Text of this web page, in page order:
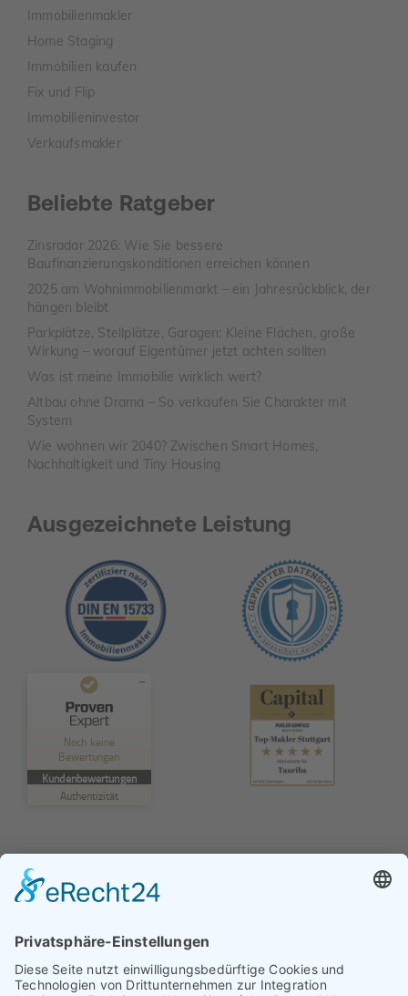
Immobilienmakler
Home Staging
Immobilien kaufen
Fix und Flip
Immobilieninvestor
Verkaufsmakler
Beliebte Ratgeber
Zinsradar 2026: Wie Sie bessere
Baufinanzierungskonditionen erreichen können
2025 am Wohnimmobilienmarkt – ein Jahresrückblick, der
hängen bleibt
Parkplätze, Stellplätze, Garagen: Kleine Flächen, große
Wirkung – worauf Eigentümer jetzt achten sollten
Was ist meine Immobilie wirklich wert?
Altbau ohne Drama – So verkaufen Sie Charakter mit
System
Wie wohnen wir 2040? Zwischen Smart Homes,
Nachhaltigkeit und Tiny Housing
Ausgezeichnete Leistung
Noch keine
Bewertungen
Kundenbewertungen
Authentizität
Kundenbewertungen und Erfahrungen zu
MANGELHAFT
kontakt@tauriba.de